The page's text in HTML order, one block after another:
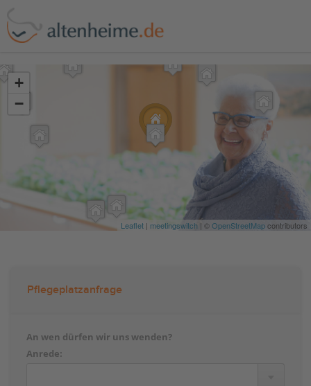
+
−
Leaflet | meetingswitch | ©OpenStreetMapcontributors
Pflegeplatzanfrage
An wen dürfen wir uns wenden?
Anrede: